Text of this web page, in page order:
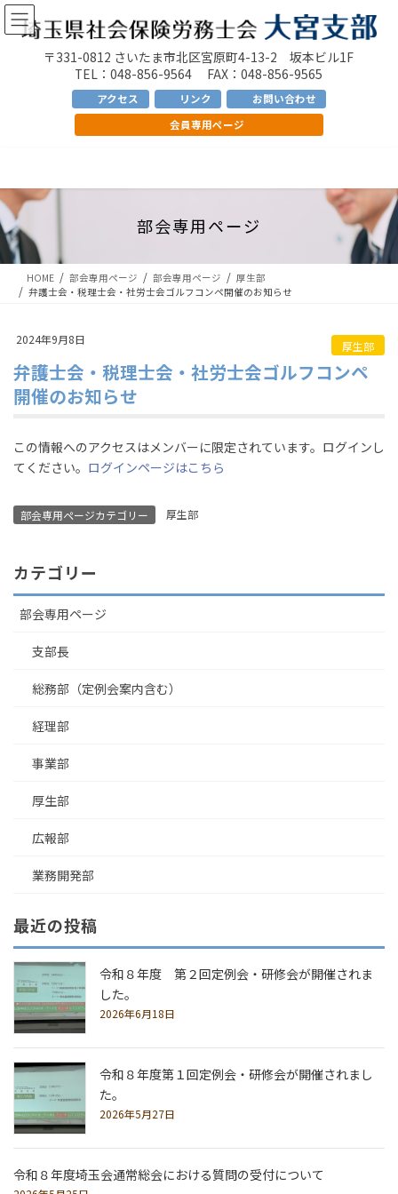
コ
ン
プ
ナ
ビ
動
〒331-0812 さいたま市北区宮原町4-13-2 坂本ビル1F
TEL：048-856-9564 FAX：048-856-9565
アクセス リンク
お問い合わせ
会員専用ページ
部会専用ページ
HOME 部会専用ページ 部会専用ページ
厚生部
弁護士会・税理士会・社労士会ゴルフコンペ開催のお知らせ
2024年9月8日 厚生部
弁護士会・税理士会・社労士会ゴルフコンペ
開催のお知らせ
この情報へのアクセスはメンバーに限定されています。ログインし
てください。 ログインページはこちら
部会専用ページカテゴリー 厚生部
カテゴリー
部会専用ページ
支部長
総務部（定例会案内含む）
経理部
事業部
厚生部
広報部
業務開発部
最近の投稿
令和８年度 第２回定例会・研修会が開催されま
した。
2026年6月18日
令和８年度第１回定例会・研修会が開催されまし
た。
2026年5月27日
令和８年度埼玉会通常総会における質問の受付について